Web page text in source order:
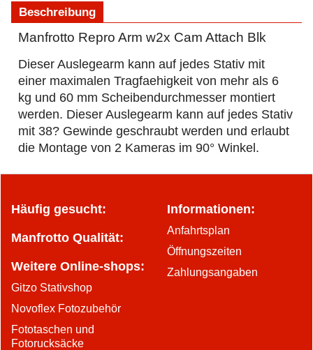
Beschreibung
Manfrotto Repro Arm w2x Cam Attach Blk
Dieser Auslegearm kann auf jedes Stativ mit
einer maximalen Tragfaehigkeit von mehr als 6
kg und 60 mm Scheibendurchmesser montiert
werden. Dieser Auslegearm kann auf jedes Stativ
mit 38? Gewinde geschraubt werden und erlaubt
die Montage von 2 Kameras im 90° Winkel.
Häufig gesucht: Informationen:
Anfahrtsplan
Öffnungszeiten
Zahlungsangaben
Manfrotto Qualität:
Weitere Online-shops:
Gitzo Stativshop
Novoflex Fotozubehör
Fototaschen und
Fotorucksäcke